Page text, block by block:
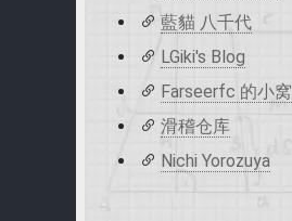
藍貓 八千代
LGiki's Blog
Farseerfc 的小窝
滑稽仓库
Nichi Yorozuya